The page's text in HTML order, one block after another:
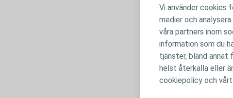
Vi använder cookies
medier och
våra partners inom
information som du
tjänster, bland annat
helst återkalla eller
cookiepolicy och
samlas mycket
jag, inte tänker på
Avföringen samlas
tjock
inte trevligt. Och